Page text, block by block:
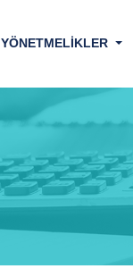
YÖNETMELİKLER